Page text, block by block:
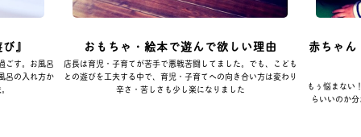
』
ごす。お風呂
呂の入れ方か
おもちゃ・絵本で遊んで欲しい理由
店長は育児・子育てが苦手で悪戦苦闘してました。でも、こども
との遊びを工夫する中で、育児・子育てへの向き合い方は変わり
辛さ・苦しさも少し楽になりました
赤ちゃ
もぅ悩まない
らいいのか